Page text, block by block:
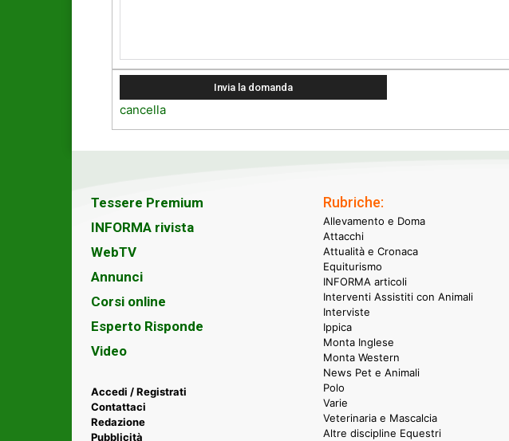
cancella
Tessere Premium
INFORMA rivista
WebTV
Annunci
Corsi online
Esperto Risponde
Video
Accedi / Registrati
Contattaci
Redazione
Pubblicità
Rubriche:
Allevamento e Doma
Attacchi
Attualità e Cronaca
Equiturismo
INFORMA articoli
Interventi Assistiti con Animali
Interviste
Ippica
Monta Inglese
Monta Western
News Pet e Animali
Polo
Varie
Veterinaria e Mascalcia
Altre discipline Equestri